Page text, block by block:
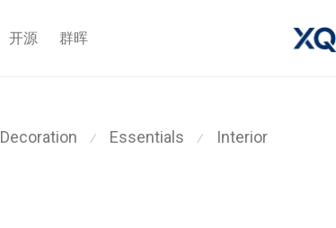
开源 群晖
Decoration ⁄ Essentials ⁄ Interior